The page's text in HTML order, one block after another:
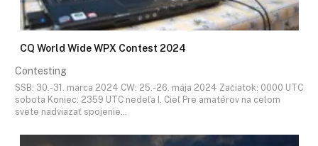
CQ World Wide WPX Contest 2024
Contesting
SSB: 30.-31. marca 2024 CW: 25.-26. mája 2024 Začiatok: 0000 UTC
sobota Koniec: 2359 UTC nedeľa I. Cieľ Pre amatérov na celom
svete nadviazať spojenie…